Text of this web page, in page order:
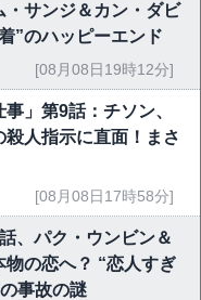
・サンジ＆カン・ダビ
”のハッピーエンド
[08月08日19時12分]
事」第9話：チソン、
人指示に直面！まさ
[08月08日17時58分]
、パク・ウンビン＆
の恋へ？ “恋人すぎ
事故の謎